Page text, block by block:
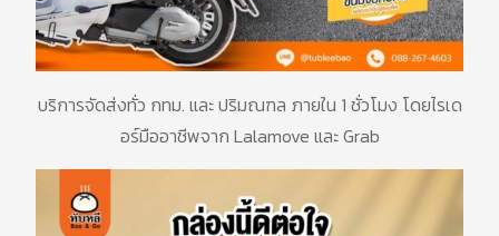
บริการจัดส่งทั่ว กทม. และปริมณฑล ภายใน 1 ชั่วโมง โดยไรเด
อร์มืออาชีพจาก Lalamove และGrab